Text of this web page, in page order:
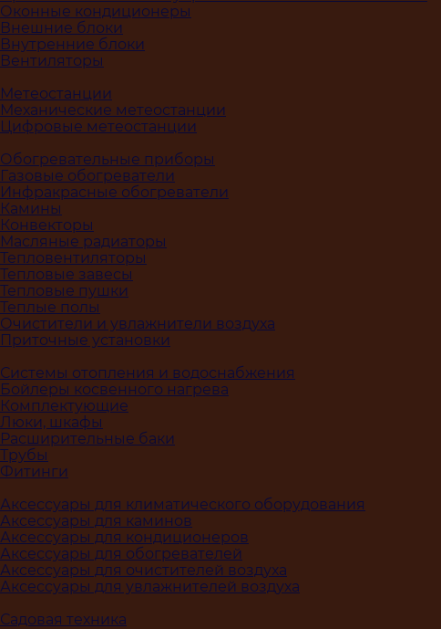
Оконные кондиционеры
Внешние блоки
Внутренние блоки
Вентиляторы
Метеостанции
Механические метеостанции
Цифровые метеостанции
Обогревательные приборы
Газовые обогреватели
Инфракрасные обогреватели
Камины
Конвекторы
Масляные радиаторы
Тепловентиляторы
Тепловые завесы
Тепловые пушки
Теплые полы
Очистители и увлажнители воздуха
Приточные установки
Системы отопления и водоснабжения
Бойлеры косвенного нагрева
Комплектующие
Люки, шкафы
Расширительные баки
Трубы
Фитинги
Аксессуары для климатического оборудования
Аксессуары для каминов
Аксессуары для кондиционеров
Аксессуары для обогревателей
Аксессуары для очистителей воздуха
Аксессуары для увлажнителей воздуха
Садовая техника